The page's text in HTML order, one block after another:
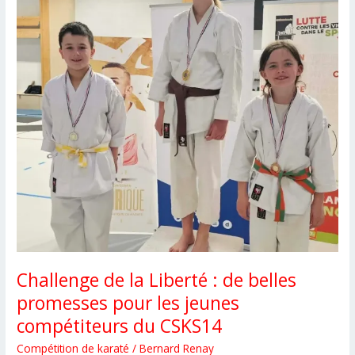
Challenge de la Liberté : de belles
promesses pour les jeunes
compétiteurs du CSKS14
Compétition de karaté /Bernard Renay